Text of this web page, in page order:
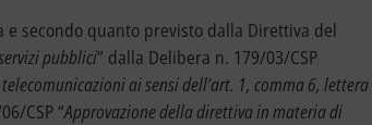
secondo quanto previsto dalla Direttiva del
pubblici” dalla Delibera n. 179/03/CSP
ai sensi dell’art. 1, comma 6, lettera
CSP “Approvazione della direttiva in materia di